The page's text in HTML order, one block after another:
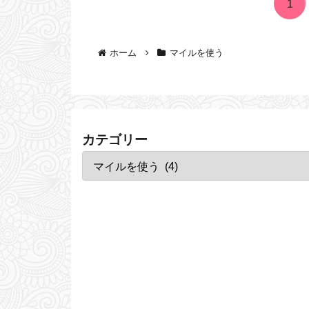
1
ホーム マイルを使う
カテゴリー